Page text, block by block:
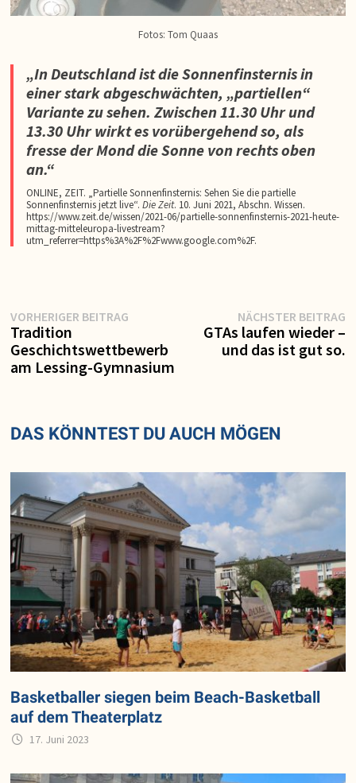
Fotos: Tom Quaas
„In Deutschland ist die Sonnenfinsternis in
einer stark abgeschwächten, „partiellen“
Variante zu sehen. Zwischen 11.30 Uhr und
13.30 Uhr wirkt es vorübergehend so, als
fresse der Mond die Sonne von rechts oben
an.“
ONLINE, ZEIT. „Partielle Sonnenfinsternis: Sehen Sie die partielle
Sonnenfinsternis jetzt live“.Die Zeit. 10. Juni 2021, Abschn. Wissen.
https://www.zeit.de/wissen/2021-06/partielle-sonnenfinsternis-2021-heute-
mittag-mitteleuropa-livestream?
utm_referrer=https%3A%2F%2Fwww.google.com%2F.
Beitragsnavigation
VORHERIGER BEITRAG
Tradition
Geschichtswettbewerb
am Lessing-Gymnasium
NÄCHSTER BEITRAG
GTAs laufen wieder –
und das ist gut so.
DAS KÖNNTEST DU AUCH MÖGEN
Basketballer siegen beim Beach-Basketball
auf dem Theaterplatz
17. Juni 2023